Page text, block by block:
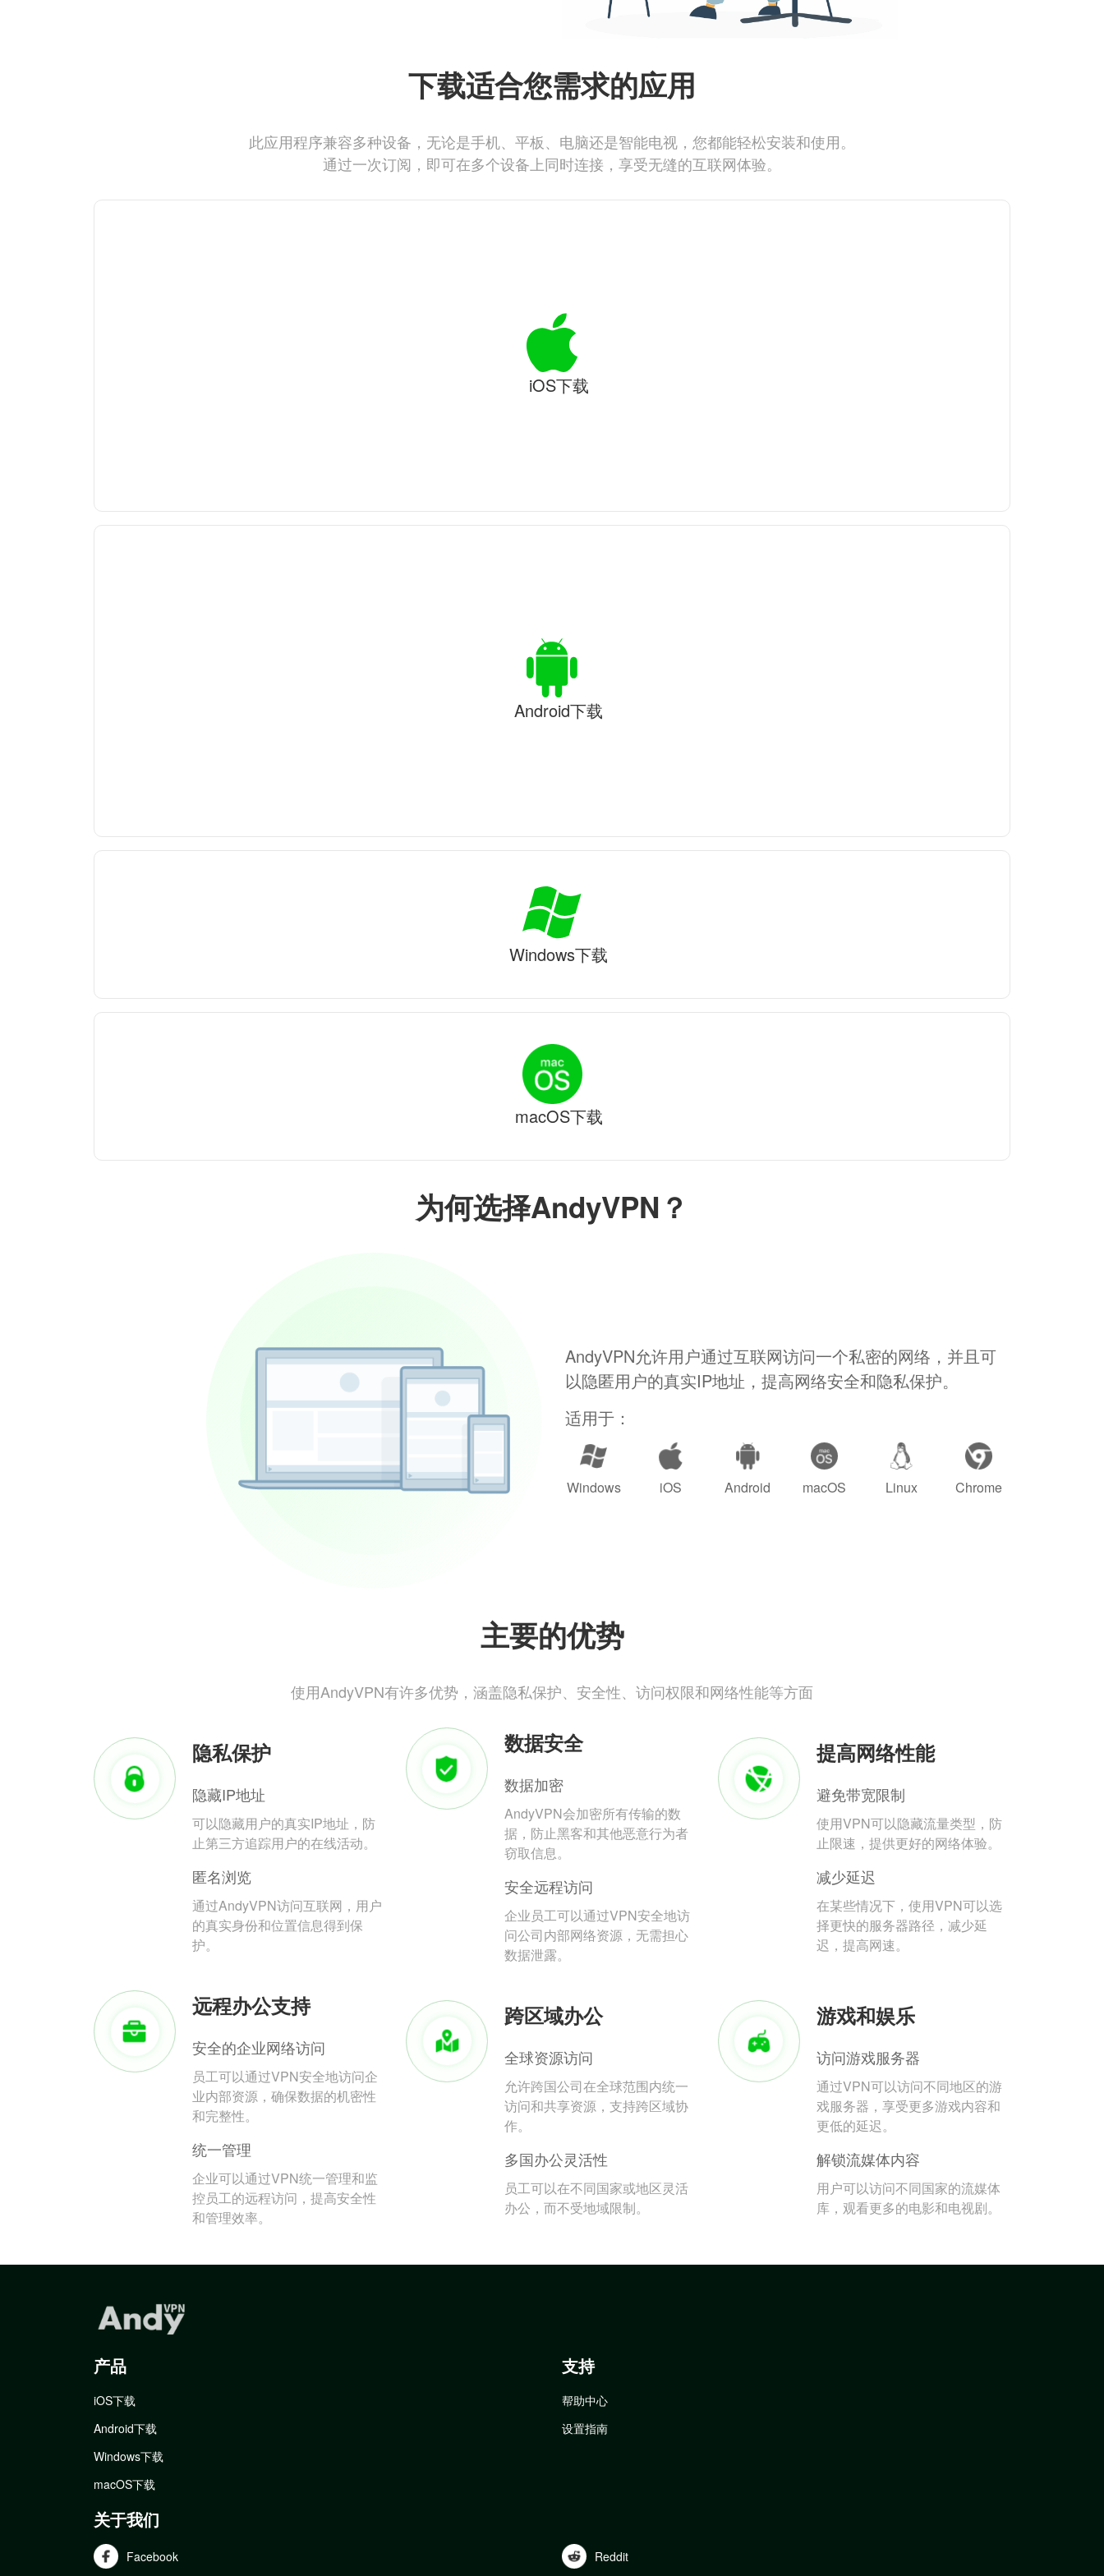
为何选择AndyVPN？
AndyVPN允许用户通过互联网访问一个私密的网络，并且可
以隐匿用户的真实IP地址，提高网络安全和隐私保护。
适用于：
Windows iOS Android macOS Linux Chrome
主要的优势
使用AndyVPN有许多优势，涵盖隐私保护、安全性、访问权限和网络性能等方面
隐私保护
隐藏IP地址
可以隐藏用户的真实IP地址，防
止第三方追踪用户的在线活动。
匿名浏览
通过AndyVPN访问互联网，用户
的真实身份和位置信息得到保
护。
数据安全
数据加密
AndyVPN会加密所有传输的数
据，防止黑客和其他恶意行为者
窃取信息。
安全远程访问
企业员工可以通过VPN安全地访
问公司内部网络资源，无需担心
数据泄露。
提高网络性能
避免带宽限制
使用VPN可以隐藏流量类型，防
止限速，提供更好的网络体验。
减少延迟
在某些情况下，使用VPN可以选
择更快的服务器路径，减少延
迟，提高网速。
远程办公支持
安全的企业网络访问
员工可以通过VPN安全地访问企
业内部资源，确保数据的机密性
和完整性。
统一管理
企业可以通过VPN统一管理和监
控员工的远程访问，提高安全性
和管理效率。
跨区域办公
全球资源访问
允许跨国公司在全球范围内统一
访问和共享资源，支持跨区域协
作。
多国办公灵活性
员工可以在不同国家或地区灵活
办公，而不受地域限制。
游戏和娱乐
访问游戏服务器
通过VPN可以访问不同地区的游
戏服务器，享受更多游戏内容和
更低的延迟。
解锁流媒体内容
用户可以访问不同国家的流媒体
库，观看更多的电影和电视剧。
下载适合您需求的应用
此应用程序兼容多种设备，无论是手机、平板、电脑还是智能电视，您都能轻松安装和使用。
通过一次订阅，即可在多个设备上同时连接，享受无缝的互联网体验。
iOS下载
Android下载
Windows下载
macOS下载
产品
iOS下载
Android下载
Windows下载
macOS下载
支持
帮助中心
设置指南
关于我们
Facebook Reddit